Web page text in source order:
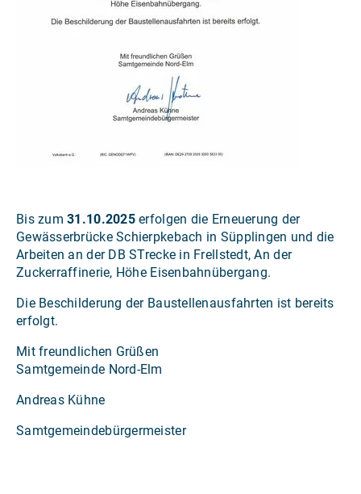
Bis zum31.10.2025erfolgen die Erneuerung der
Gewässerbrücke Schierpkebach in Süpplingen und die
Arbeiten an der DB STrecke in Frellstedt, An der
Zuckerraffinerie, Höhe Eisenbahnübergang.
Die Beschilderung der Baustellenausfahrten ist bereits
erfolgt.
Mit freundlichen Grüßen
Samtgemeinde Nord-Elm
Andreas Kühne
Samtgemeindebürgermeister